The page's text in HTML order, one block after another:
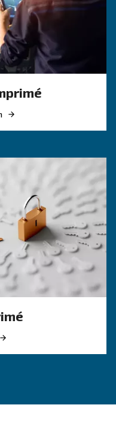
silencieux
sont conçus
l’ingénierie
l’utilisation
partir de 59 décibels,
favorise un
à l’huile conçus pour